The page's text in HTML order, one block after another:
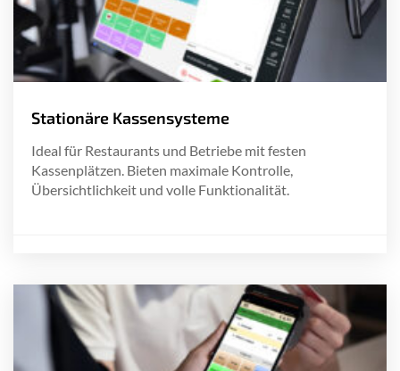
Stationäre Kassensysteme
Ideal für Restaurants und Betriebe mit festen
Kassenplätzen. Bieten maximale Kontrolle,
Übersichtlichkeit und volle Funktionalität.